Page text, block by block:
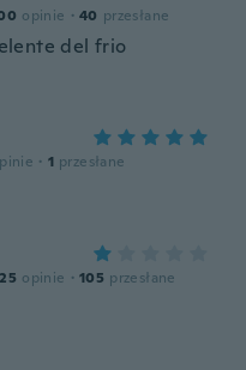
opinie · 40 przesłane
del frio
· 1 przesłane
opinie · 105 przesłane